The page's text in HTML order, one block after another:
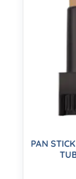
PAN